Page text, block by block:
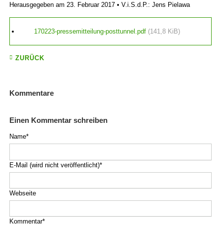
Herausgegeben am 23. Februar 2017 • V.i.S.d.P.: Jens Pielawa
170223-pressemitteilung-posttunnel.pdf (141,8 KiB)
ZURÜCK
Kommentare
Einen Kommentar schreiben
Pflichtfeld
Name*
Pflichtfeld
E-Mail (wird nicht veröffentlicht)*
Webseite
Pflichtfeld
Kommentar*